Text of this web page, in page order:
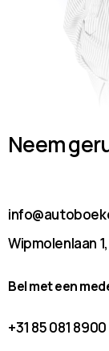
Neem
Wipmolenlaan
Bel met een
+31 85 081 8900